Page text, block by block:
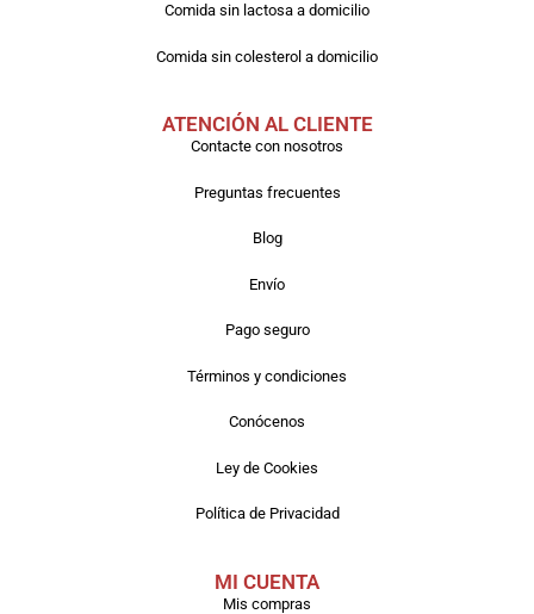
Comida sin lactosa a domicilio
Comida sin colesterol a domicilio
ATENCIÓN AL CLIENTE
Contacte con nosotros
Preguntas frecuentes
Blog
Envío
Pago seguro
Términos y condiciones
Conócenos
Ley de Cookies
Política de Privacidad
MI CUENTA
Mis compras